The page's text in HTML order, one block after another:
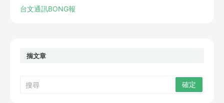
台文通訊BONG報
揣文章